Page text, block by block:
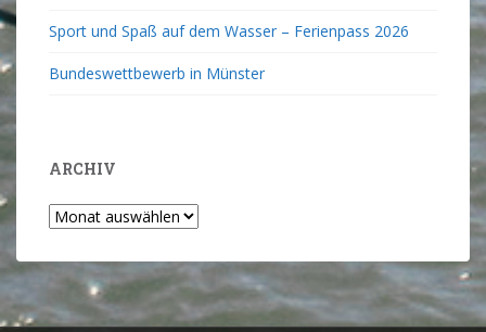
Sport und Spaß auf dem Wasser – Ferienpass 2026
Bundeswettbewerb in Münster
ARCHIV